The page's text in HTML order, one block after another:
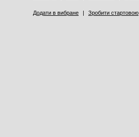
Додати в вибране | Зробити стартовою